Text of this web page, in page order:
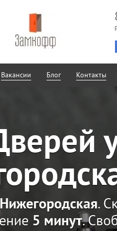
Вакансии Блог Контакты
Нижегородская.
5 минут.